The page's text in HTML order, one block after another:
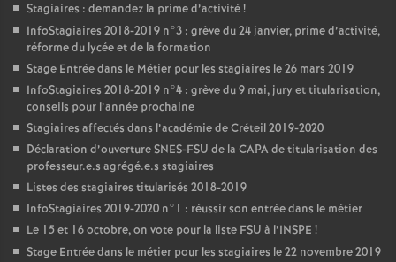
Stagiaires : demandez la prime d’activité!
InfoStagiaires 2018-2019 n°3 : grève du 24 janvier, prime d’activité,
réforme du lycée et de la formation
Stage Entrée dans le Métier pour les stagiaires le 26 mars 2019
InfoStagiaires 2018-2019 n°4 : grève du 9 mai, jury et titularisation,
conseils pour l’année prochaine
Stagiaires affectés dans l’académie de Créteil 2019-2020
Déclaration d’ouvertureSNES-FSU de la CAPAde titularisation des
professeur.e.s agrégé.e.s stagiaires
Listes des stagiaires titularisés 2018-2019
InfoStagiaires 2019-2020 n°1 : réussir son entrée dans le métier
Le 15 et 16 octobre, on vote pour la liste FSU à l’INSPE !
Stage Entrée dans le métier pour les stagiaires le 22 novembre 2019